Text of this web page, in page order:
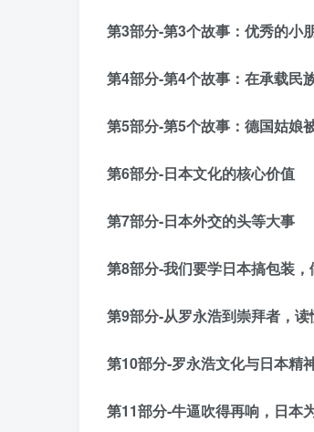
第3部分-第3个故事：优秀的小
第4部分-第4个故事：在承载民
第5部分-第5个故事：德国姑娘
第6部分-日本文化的核心价值
第7部分-日本外交的头等大事
第8部分-我们要学日本搞包装
第9部分-从罗永浩到崇拜者，
第10部分-罗永浩文化与日本精
第11部分-牛逼吹得再响，日本